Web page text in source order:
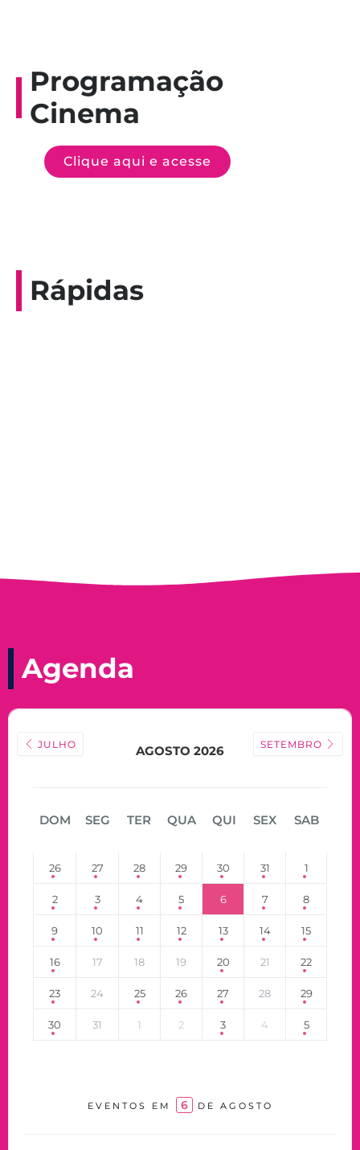
Programação
Cinema
Clique aqui e acesse
Rápidas
Agenda
JULHO AGOSTO 2026 SETEMBRO
DOM SEG TER QUA QUI SEX SAB
26 27 28 29 30 31 1
2 3 4 5 6 7 8
9 10 11 12 13 14 15
16 17 18 19 20 21 22
23 24 25 26 27 28 29
30 31 1 2 3 4 5
EVENTOS EM 6 DE AGOSTO